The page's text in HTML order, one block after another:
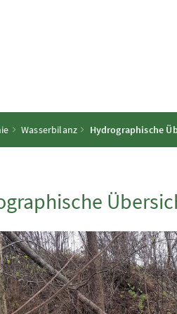
Wasserbilanz Hydrographische